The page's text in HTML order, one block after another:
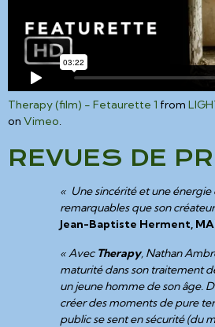
Therapy (film) - Fetaurette 1 from
on Vimeo
REVUES DE
« Une sincérité et une
remarquables que son
Jean-Baptiste Herment,
« Avec Therapy, Nathan
maturité dans son traitement
un jeune homme de son âge.
créer des moments de pure
public se sent en sécurité (du